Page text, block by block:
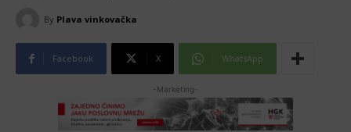
By Plava vinkovačka
Facebook X WhatsApp
-Marketing-